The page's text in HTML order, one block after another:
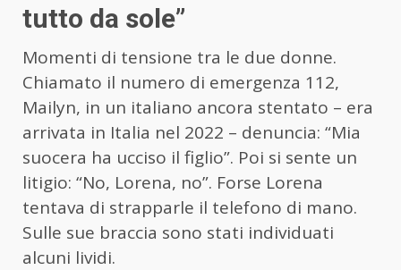
tutto da sole”
Momenti di tensione tra le due donne.
Chiamato il numero di emergenza 112,
Mailyn, in un italiano ancora stentato – era
arrivata in Italia nel 2022 – denuncia: “Mia
suocera ha ucciso il figlio”. Poi si sente un
litigio: “No, Lorena, no”. Forse Lorena
tentava di strapparle il telefono di mano.
Sulle sue braccia sono stati individuati
alcuni lividi.